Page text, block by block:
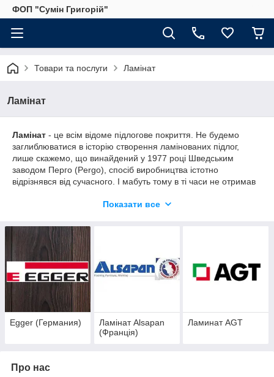
ФОП "Сумін Григорій"
Товари та послуги Ламінат
Ламінат
Ламінат - це всім відоме підлогове покриття. Не будемо
заглиблюватися в історію створення ламінованих підлог,
лише скажемо, що винайдений у 1977 році Шведським
заводом Перго (Pergo), спосіб виробництва істотно
відрізнявся від сучасного. І мабуть тому в ті часи не отримав
розробила абсолютно нову конструкцію ламінату, яку в наш
Квік Степ, Перго, Вітекс, Кронопол, Кроноспан, Еггер,
Парадор, Кроно оридженал, Кронотекс, Кроностар,
Кроносвиз, Бери флор, а так само Український
Коростенський завод МДФ.
Ламінат– це улюблене всіма архітекторами і дизайнерами
підлогове покриття. Завдяки широкому асортименту продукції
та якісним характеристикам, а також величезному вибору
колірного рішення, покриття використовують
гостинець, для салонів, для магазинів, для квартир,
Сучасні технології дозволяють
різних приміщеннях.
Показати все
Egger (Германия)
Ламінат Alsapan
(Франція)
Ламинат AGT
Про нас